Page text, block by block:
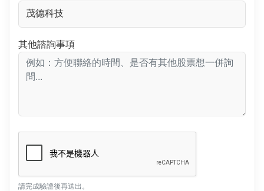
其他諮詢事項
請完成驗證後再送出。